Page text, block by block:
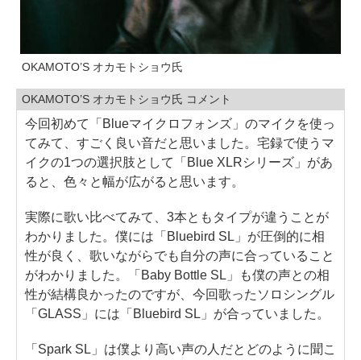
OKAMOTO’S オカモトショウ氏
OKAMOTO’S オカモトショウ氏 コメント
今回初めて「Blueマイクロフォンズ」のマイクを使っ
てみて、すごく良い音だと思いました。宅録で使うマ
イクの1つの選択肢として「Blue XLRシリーズ」があ
ると、色々と幅が広がると思います。
実際に歌い比べてみて、3本ともタイプが違うことが
わかりました。僕には「Bluebird SL」が圧倒的に相
性が良く、歌いながらでも自分の声に合っていること
がわかりました。「Baby Bottle SL」も僕の声との相
性が結構良かったのですが、今回歌ったソロシングル
「GLASS」には「Bluebird SL」が合っていました。
「Spark SL」は僕より高い声の人だとどのように聞こ